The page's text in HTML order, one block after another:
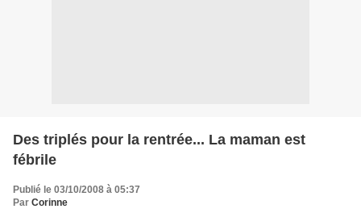
Des triplés pour la rentrée... La maman est
fébrile
Publié le 03/10/2008 à 05:37
Par Corinne